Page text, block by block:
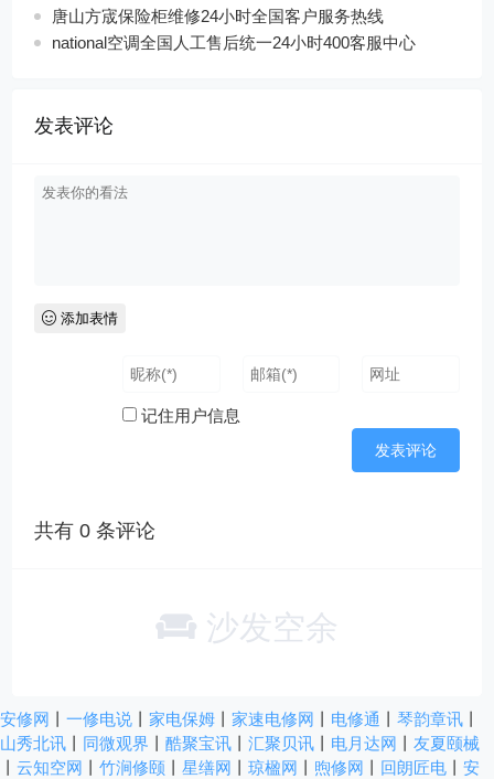
唐山方宬保险柜维修24小时全国客户服务热线
national空调全国人工售后统一24小时400客服中心
发表评论
添加表情
记住用户信息
共有0 条评论
沙发空余
安修网 一修电说 家电保姆 家速电修网 电修通 琴韵章讯
山秀北讯
同微观界 酷聚宝讯 汇聚贝讯 电月达网
友夏颐械
云知空网 竹涧修颐 星缮网 琼楹网 煦修网 回朗匠电 安